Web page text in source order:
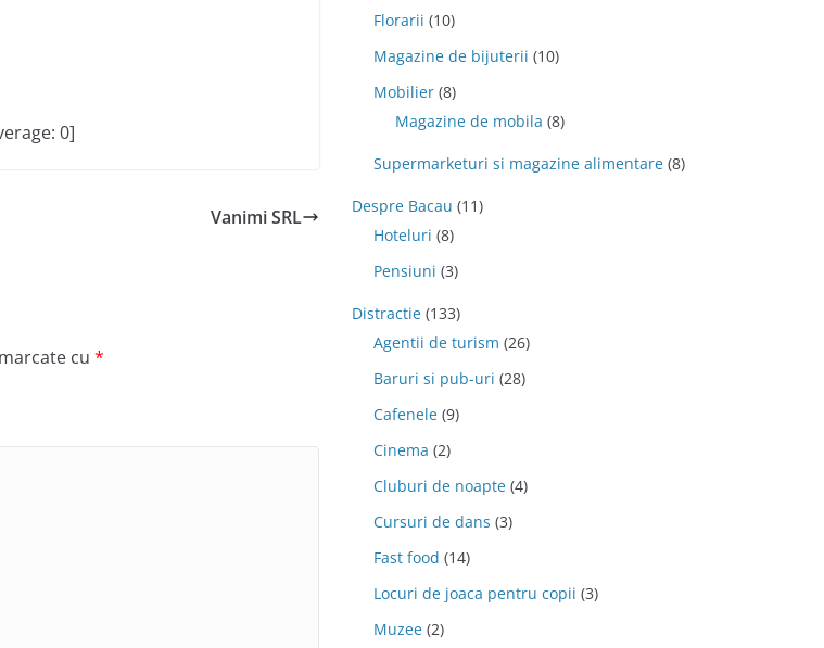
0]
Vanimi SRL
cu *
Florarii (10)
Magazine de bijuterii (10)
Mobilier (8)
Magazine de mobila (8)
Supermarketuri si magazine alimentare (8)
Despre Bacau (11)
Hoteluri (8)
Pensiuni (3)
Distractie (133)
Agentii de turism (26)
Baruri si pub-uri (28)
Cafenele (9)
Cinema (2)
Cluburi de noapte (4)
Cursuri de dans (3)
Fast food (14)
Locuri de joaca pentru copii (3)
Muzee (2)